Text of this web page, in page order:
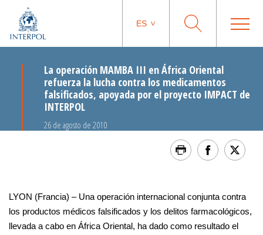
ES
La operación MAMBA III en África Oriental
refuerza la lucha contra los medicamentos
falsificados, apoyada por el proyecto IMPACT de
INTERPOL
26 de agosto de 2010
LYON (Francia) – Una operación internacional conjunta contra
los productos médicos falsificados y los delitos farmacológicos,
llevada a cabo en África Oriental, ha dado como resultado el